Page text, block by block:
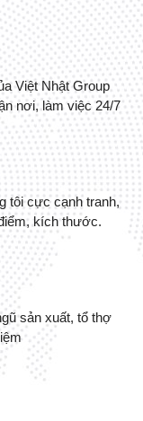
Việt Nhật Group
nơi, làm việc 24/7
tôi cực cạnh tranh,
kích thước.
sản xuất, tổ thợ